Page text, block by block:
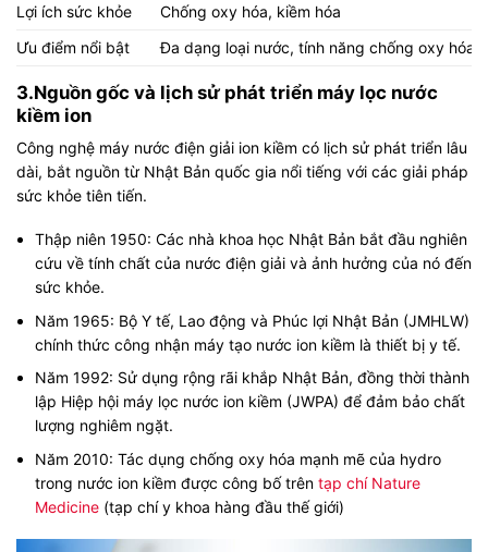
Lợi ích sức khỏe
Chống oxy hóa, kiềm hóa
Ưu điểm nổi bật
Đa dạng loại nước, tính năng chống oxy hóa
3.Nguồn gốc và lịch sử phát triển máy lọc nước
kiềm ion​
Công nghệ máy nước điện giải ion kiềm có lịch sử phát triển lâu
dài, bắt nguồn từ Nhật Bản quốc gia nổi tiếng với các giải pháp
sức khỏe tiên tiến.
Thập niên 1950: Các nhà khoa học Nhật Bản bắt đầu nghiên
cứu về tính chất của nước điện giải và ảnh hưởng của nó đến
sức khỏe.
Năm 1965: Bộ Y tế, Lao động và Phúc lợi Nhật Bản (JMHLW)
chính thức công nhận máy tạo nước ion kiềm là thiết bị y tế.
Năm 1992: Sử dụng rộng rãi khắp Nhật Bản, đồng thời thành
lập Hiệp hội máy lọc nước ion kiềm (JWPA) để đảm bảo chất
lượng nghiêm ngặt.
Năm 2010: Tác dụng chống oxy hóa mạnh mẽ của hydro
trong nước ion kiềm được công bố trên tạp chí Nature
Medicine (tạp chí y khoa hàng đầu thế giới)